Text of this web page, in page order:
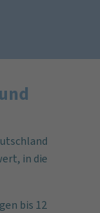
in die
bis 12